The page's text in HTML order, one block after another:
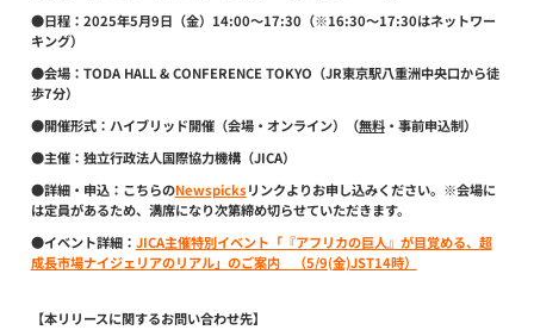
●日程： 2025年5月9日（金）14:00〜17:30（※16:30〜17:30はネットワー
キング）
●会場： TODA HALL & CONFERENCE TOKYO（JR東京駅八重洲中央口から徒
歩7分）
●開催形式： ハイブリッド開催（会場・オンライン）（無料・事前申込制）
●主催： 独立行政法人国際協力機構（JICA）
●詳細・申込： こちらのNewspicksリンクよりお申し込みください。※会場に
は定員があるため、満席になり次第締め切らせていただきます。
●イベント詳細： JICA主催特別イベント「『アフリカの巨人』が目覚める、超
成長市場ナイジェリアのリアル」のご案内 （5/9(金)JST14時）
【本リリースに関するお問い合わせ先】